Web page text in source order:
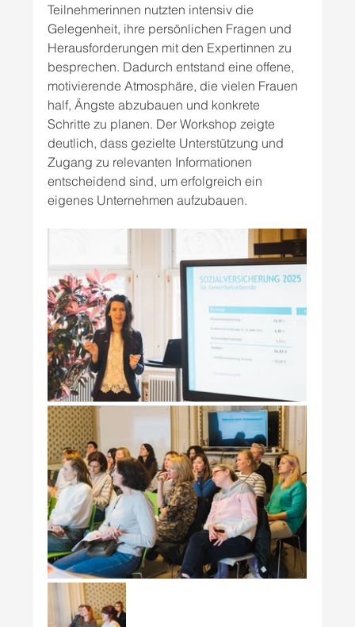
Teilnehmerinnen nutzten intensiv die
Gelegenheit, ihre persönlichen Fragen und
Herausforderungen mit den Expertinnen zu
besprechen. Dadurch entstand eine offene,
motivierende Atmosphäre, die vielen Frauen
half, Ängste abzubauen und konkrete
Schritte zu planen. Der Workshop zeigte
deutlich, dass gezielte Unterstützung und
Zugang zu relevanten Informationen
entscheidend sind, um erfolgreich ein
eigenes Unternehmen aufzubauen.